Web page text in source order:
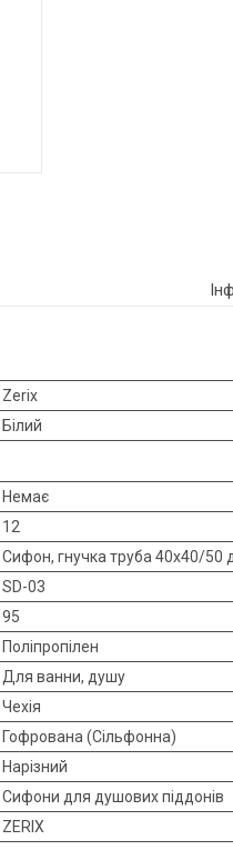
Zerix
Білий
Немає
12
Сифон, гнучка труба 40х40/50
SD-03
95
Поліпропілен
Для ванни, душу
Чехія
Гофрована (Сільфонна)
Нарізний
Сифони для душових піддонів
ZERIX